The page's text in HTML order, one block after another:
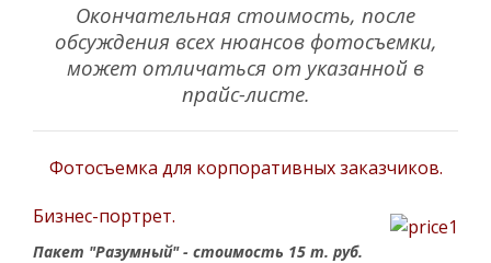
Окончательная стоимость, после
обсуждения всех нюансов фотосъемки,
может отличаться от указанной в
прайс-листе.
Фотосъемка для корпоративных заказчиков.
Бизнес-портрет.
Пакет "Разумный" - стоимость 15 т. руб.